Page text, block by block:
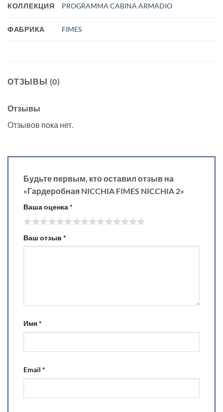
КОЛЛЕКЦИЯ PROGRAMMA CABINA ARMADIO
ФАБРИКА FIMES
ОТЗЫВЫ (0)
Отзывы
Отзывов пока нет.
Будьте первым, кто оставил отзыв на
«Гардеробная NICCHIA FIMES NICCHIA 2»
Ваша оценка*
Ваш отзыв *
Имя*
Email *